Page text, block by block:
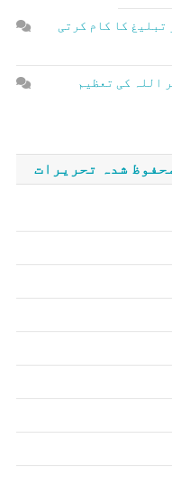
تبلیغ کا کام کرتی
اللہ کی تعظیم
شدہ تحریرات